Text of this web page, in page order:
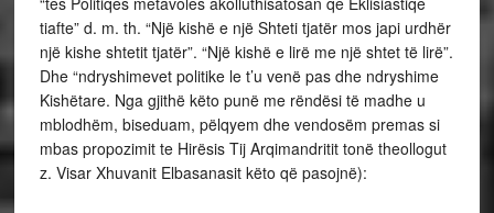
tiafte” d. m. th. “Një kishë e një Shteti tjatër mos japi urdhër
një kishe shtetit tjatër”. “Një kishë e lirë me një shtet të lirë”.
Dhe “ndryshimevet politike le t’u venë pas dhe ndryshime
Kishëtare. Nga gjithë këto punë me rëndësi të madhe u
mblodhëm, biseduam, pëlqyem dhe vendosëm premas si
mbas propozimit te Hirësis Tij Arqimandritit tonë theollogut
z. Visar Xhuvanit Elbasanasit këto që pasojnë):